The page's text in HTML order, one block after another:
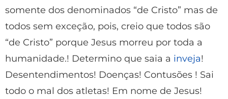
somente dos denominados “de Cristo” mas de
todos sem exceção, pois, creio que todos são
“de Cristo” porque Jesus morreu por toda a
humanidade.! Determino que saia a inveja!
Desentendimentos! Doenças! Contusões ! Sai
todo o mal dos atletas! Em nome de Jesus!